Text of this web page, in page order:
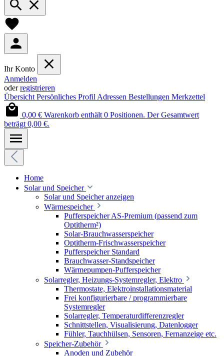
Ihr Konto
Anmelden
oderregistrieren
Übersicht Persönliches Profil Adressen Bestellungen Merkzettel
0,00 € Warenkorb enthält 0 Positionen. Der Gesamtwert
beträgt 0,00 €.
Home
Solar und Speicher
Solar und Speicher anzeigen
Wärmespeicher
Pufferspeicher AS-Premium (passend zum
Optitherm²)
Solar-Brauchwasserspeicher
Optitherm-Frischwasserspeicher
Pufferspeicher Standard
Brauchwasser-Standspeicher
Wärmepumpen-Pufferspeicher
Solarregler, Heizungs-Systemregler, Elektro
Thermostate, Elektroinstallationsmaterial
Frei konfigurierbare / programmierbare
Systemregler
Solarregler, Temperaturdifferenzregler
Schnittstellen, Visualisierung, Datenlogger
Fühler, Tauchhülsen, Sensoren, Fernanzeige etc.
Speicher-Zubehör
Anoden und Zubehör